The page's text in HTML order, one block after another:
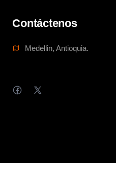
Contáctenos
Medellin, Antioquia.